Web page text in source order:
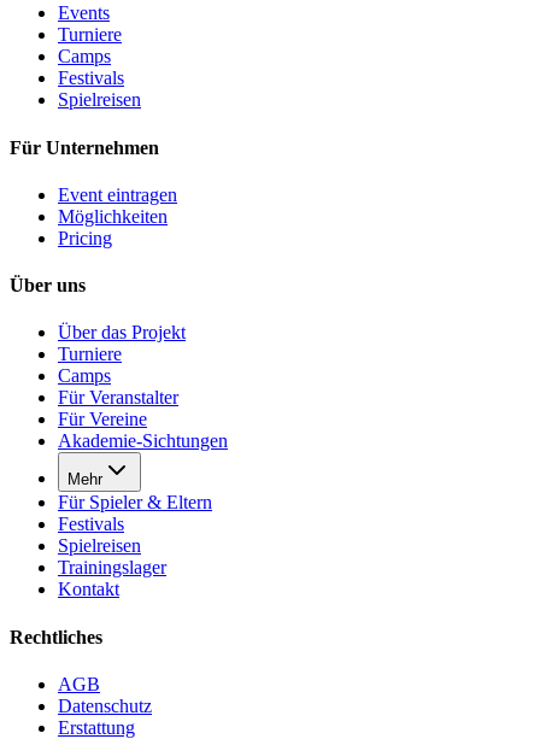
Events
Turniere
Camps
Festivals
Spielreisen
Für Unternehmen
Event eintragen
Möglichkeiten
Pricing
Über uns
Über das Projekt
Turniere
Camps
Für Veranstalter
Für Vereine
Akademie-Sichtungen
Mehr
Für Spieler & Eltern
Festivals
Spielreisen
Trainingslager
Kontakt
Rechtliches
AGB
Datenschutz
Erstattung